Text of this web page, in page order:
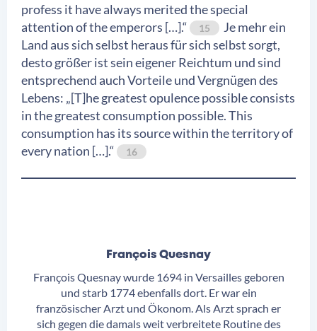
profess it have always merited the special
attention of the emperors […].“
15
Je mehr ein
Land aus sich selbst heraus für sich selbst sorgt,
desto größer ist sein eigener Reichtum und sind
entsprechend auch Vorteile und Vergnügen des
Lebens: „[T]he greatest opulence possible consists
in the greatest consumption possible. This
consumption has its source within the territory of
every nation […].“
16
François Quesnay
François Quesnay wurde 1694 in Versailles geboren
und starb 1774 ebenfalls dort. Er war ein
französischer Arzt und Ökonom. Als Arzt sprach er
sich gegen die damals weit verbreitete Routine des